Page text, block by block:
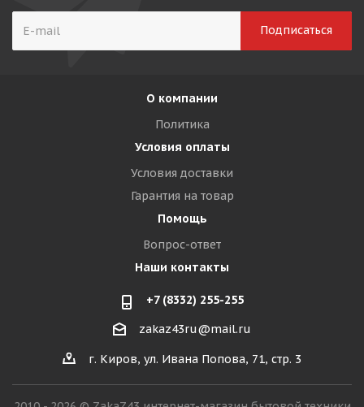
О компании
Политика
Условия оплаты
Условия доставки
Гарантия на товар
Помощь
Вопрос-ответ
Наши контакты
+7 (8332) 255-255
zakaz43ru@mail.ru
г. Киров, ул. Ивана Попова, 71, стр. 3